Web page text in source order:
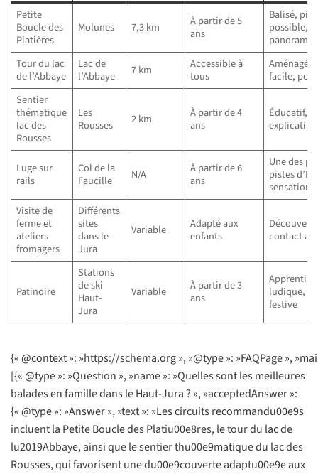
Petite
Boucle des
Platières
Molunes 7,3 km
À partir de 5
ans
Balisé,
possible,
Tour du lac
de l’Abbaye
Lac de
l’Abbaye
7 km
Accessible à
tous
Aménagé,
facile,
Sentier
thématique
lac des
Rousses
Les
Rousses
2 km
À partir de 4
ans
Éducatif,
Luge sur
rails
Col de la
Faucille
N/A
À partir de 6
ans
Une des
pistes
Visite de
ferme et
ateliers
fromagers
Différents
sites
dans le
Jura
Variable
Adapté aux
enfants
contact
Patinoire
Stations
de ski
Haut-
Jura
Variable
À partir de 3
ans
ludique,
festive
{« @context »: »https://schema.org », »@type »: »FAQPage »,
[{« @type »: »Question », »name »: »Quelles sont les meilleures
balades en famille dans le Haut-Jura ? », »acceptedAnswer »:
{« @type »: »Answer », »text »: »Les circuits recommandu00e9s
incluent la Petite Boucle des Platiu00e8res, le tour du lac de
lu2019Abbaye, ainsi que le sentier thu00e9matique du lac des
Rousses, qui favorisent une du00e9couverte adaptu00e9e aux